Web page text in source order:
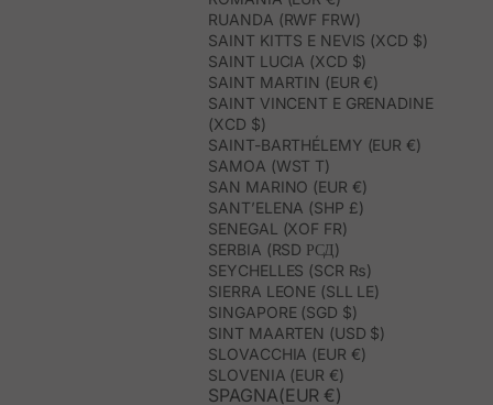
RUANDA (RWF FRW)
SAINT KITTS E NEVIS (XCD $)
SAINT LUCIA (XCD $)
SAINT MARTIN (EUR €)
SAINT VINCENT E GRENADINE
(XCD $)
SAINT-BARTHÉLEMY (EUR €)
SAMOA (WST T)
SAN MARINO (EUR €)
SANT’ELENA (SHP £)
SENEGAL (XOF FR)
SERBIA (RSD РСД)
SEYCHELLES (SCR ₨)
SIERRA LEONE (SLL LE)
SINGAPORE (SGD $)
SINT MAARTEN (USD $)
SLOVACCHIA (EUR €)
SLOVENIA (EUR €)
SPAGNA(EUR €)